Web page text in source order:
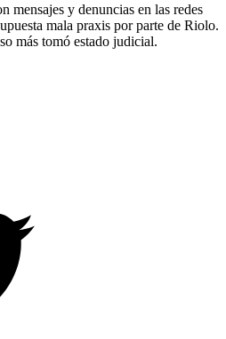
mensajes y denuncias en las redes
mala praxis por parte de Riolo.
más tomó estado judicial.